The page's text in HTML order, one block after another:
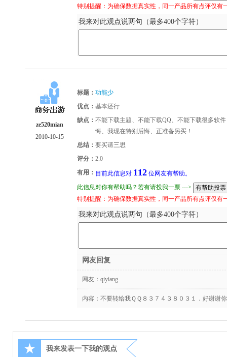
特别提醒：为确保数据真实性，同一产品所有点评仅有
我来对此观点说两句（最多400个字符）
ze520mian
2010-10-15
标题： 功能少
优点： 基本还行
缺点： 不能下载主题、不能下载QQ、不能下载很多软
悔、我现在特别后悔、正准备另买！
总结： 要买请三思
评分： 2.0
有用： 目前此信息对 112 位网友有帮助。
此信息对你有帮助吗？若有请投我一票 --->
特别提醒：为确保数据真实性，同一产品所有点评仅有
我来对此观点说两句（最多400个字符）
网友回复
网友： qiyiang
内容：不要转给我ＱＱ８３７４３８０３１．好谢谢你
★ 我来发表一下我的观点